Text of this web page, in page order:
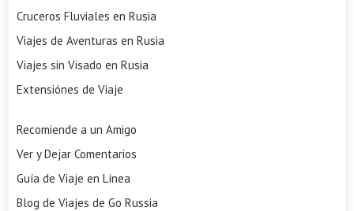
Cruceros Fluviales en Rusia
Viajes de Aventuras en Rusia
Viajes sin Visado en Rusia
Extensiónes de Viaje
Recomiende a un Amigo
Ver y Dejar Comentarios
Guía de Viaje en Línea
Blog de Viajes de Go Russia